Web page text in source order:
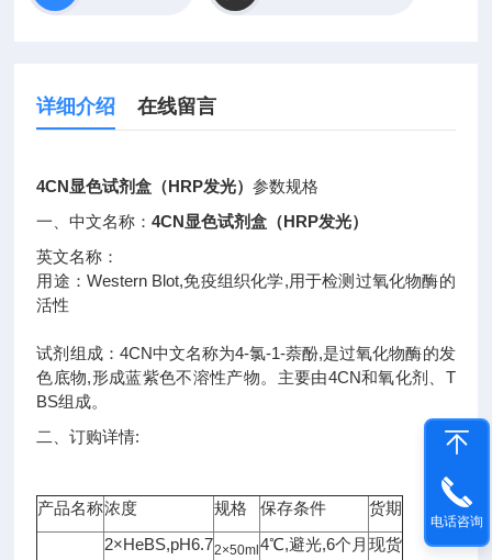
详细介绍 在线留言
4CN显色试剂盒（HRP发光）参数规格
一、中文名称：4CN显色试剂盒（HRP发光）
英文名称：
用途：Western Blot,免疫组织化学,用于检测过氧化物酶的
活性
试剂组成：4CN中文名称为4-氯-1-萘酚,是过氧化物酶的发
色底物,形成蓝紫色不溶性产物。主要由4CN和氧化剂、T
BS组成。
二、订购详情:
产品名称浓度 规格 保存条件
货期
2×HeBS,pH6.72×50ml 4℃,避光,6个月 现货
电话咨询